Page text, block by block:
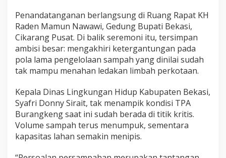
Penandatanganan berlangsung di Ruang Rapat KH
Raden Mamun Nawawi, Gedung Bupati Bekasi,
Cikarang Pusat. Di balik seremoni itu, tersimpan
ambisi besar: mengakhiri ketergantungan pada
pola lama pengelolaan sampah yang dinilai sudah
tak mampu menahan ledakan limbah perkotaan.
Kepala Dinas Lingkungan Hidup Kabupaten Bekasi,
Syafri Donny Sirait, tak menampik kondisi TPA
Burangkeng saat ini sudah berada di titik kritis.
Volume sampah terus menumpuk, sementara
kapasitas lahan semakin menipis.